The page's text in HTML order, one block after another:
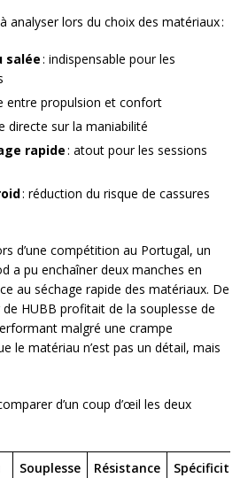
analyser lors du choix des matériaux :
salée: indispensable pour les
entre propulsion et confort
directe sur la maniabilité
rapide: atout pour les sessions
: réduction du risque de cassures
d’une compétition au Portugal, un
a pu enchaîner deux manches en
au séchage rapide des matériaux. De
HUBB profitait de la souplesse de
malgré une crampe
le matériau n’est pas un détail, mais
d’un coup d’œil les deux
Souplesse Résistance Spécificité